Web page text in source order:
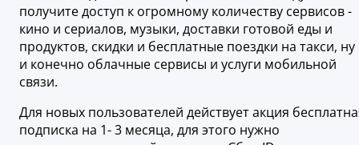
получите доступ к огромному количеству сервисов -
кино и сериалов, музыки, доставки готовой еды и
продуктов, скидки и бесплатные поездки на такси, ну
и конечно облачные сервисы и услуги мобильной
связи.
Для новых пользователей действует акция
подписка на 1- 3 месяца, для этого нужно